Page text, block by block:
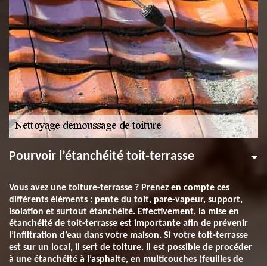
Pourvoir l’étanchéité toit-terrasse
Vous avez une toiture-terrasse ? Prenez en compte ces
différents éléments : pente du toit, pare-vapeur, support,
isolation et surtout étanchéité. Effectivement, la mise en
étanchéité de toit-terrasse est importante afin de prévenir
l’infiltration d’eau dans votre maison. Si votre toit-terrasse
est sur un local, il sert de toiture. Il est possible de procéder
à une étanchéité à l’asphalte, en multicouches (feuilles de